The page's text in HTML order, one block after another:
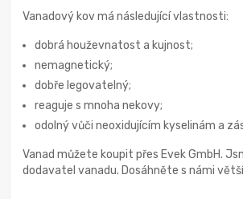
Vanadový kov má následující vlastnosti:
dobrá houževnatost a kujnost;
nemagnetický;
dobře legovatelný;
reaguje s mnoha nekovy;
odolný vůči neoxidujícím kyselinám a
Vanad můžete koupit přes Evek GmbH.
dodavatel vanadu. Dosáhněte s námi